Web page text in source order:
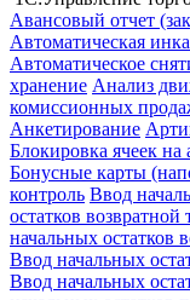
Авансовый отчет
Автоматическая
Автоматическое
хранение Анализ
комиссионных
Анкетирование
Блокировка ячеек на
Бонусные карты
контроль Ввод
остатков
начальных остатков
Ввод начальных
Ввод начальных